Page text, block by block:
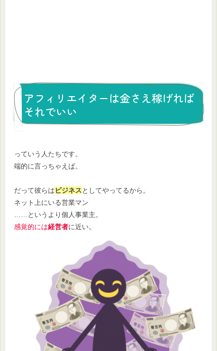
アフィリエイターは金さえ稼げれば
それでいい
っていう人たちです。
端的に言っちゃえば。
だって彼らはビジネスとしてやってるから。
ネット上にいる営業マン
……というより個人事業主。
感覚的には経営者に近い。